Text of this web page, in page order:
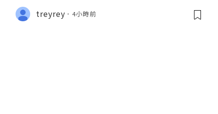
treyrey 4小時前